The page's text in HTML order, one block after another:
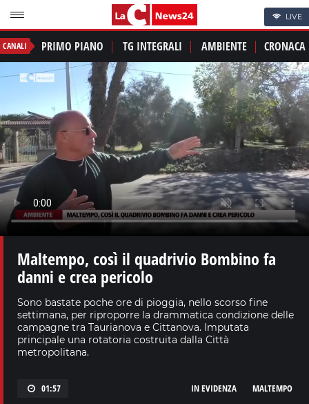
LIVE
CANALI PRIMO PIANO TG INTEGRALI AMBIENTE CRONACA
Maltempo, così il quadrivio Bombino fa
danni e crea pericolo
Sono bastate poche ore di pioggia, nello scorso fine
settimana, per riproporre la drammatica condizione delle
campagne tra Taurianova e Cittanova. Imputata
principale una rotatoria costruita dalla Città
metropolitana.
01:57 MALTEMPO
IN EVIDENZA